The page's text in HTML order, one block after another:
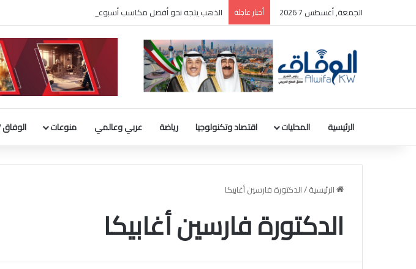
الجمعة, أغسطس 7 2026 أخبار عاجلة الذهب يتجه نحو أفضل مكاسب أسبوعية منذ يناير الماضي
الرئيسية المحليات اقتصاد وتكنولوجيا رياضة عربي وعالمي منوعات الوفاق TV
الرئيسية/الدكتورة فارسين أغابيكا
الدكتورة فارسين أغابيكا